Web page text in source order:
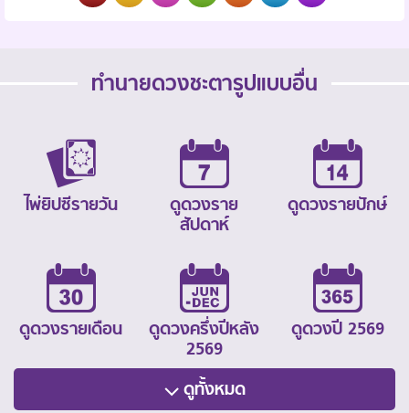
ทำนายดวงชะตารูปแบบอื่น
ไพ่ยิปซีรายวัน
ดูดวงราย
สัปดาห์
ดูดวงรายปักษ์
ดูดวงรายเดือน
ดูดวงครึ่งปีหลัง
2569
ดูดวงปี 2569
ดูทั้งหมด